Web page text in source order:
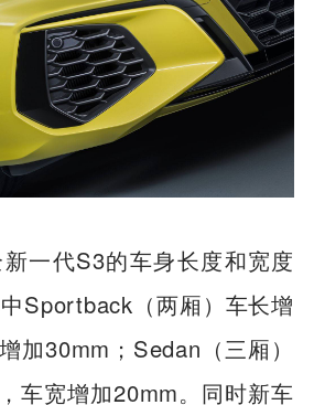
一代S3的车身长度和宽度
Sportback（两厢）车长增
加30mm；Sedan（三厢）
车宽增加20mm。同时新车